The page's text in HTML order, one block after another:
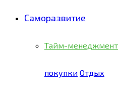
Саморазвитие
Тайм-менеджмент
покупки Отдых